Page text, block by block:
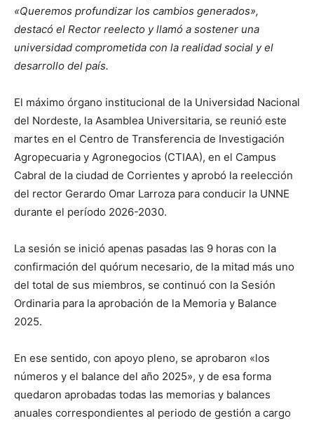
«Queremos profundizar los cambios generados»,
destacó el Rector reelecto y llamó a sostener una
universidad comprometida con la realidad social y el
desarrollo del país.
El máximo órgano institucional de la Universidad Nacional
del Nordeste, la Asamblea Universitaria, se reunió este
martes en el Centro de Transferencia de Investigación
Agropecuaria y Agronegocios (CTIAA), en el Campus
Cabral de la ciudad de Corrientes y aprobó la reelección
del rector Gerardo Omar Larroza para conducir la UNNE
durante el período 2026-2030.
La sesión se inició apenas pasadas las 9 horas con la
confirmación del quórum necesario, de la mitad más uno
del total de sus miembros, se continuó con la Sesión
Ordinaria para la aprobación de la Memoria y Balance
2025.
En ese sentido, con apoyo pleno, se aprobaron «los
números y el balance del año 2025», y de esa forma
quedaron aprobadas todas las memorias y balances
anuales correspondientes al periodo de gestión a cargo